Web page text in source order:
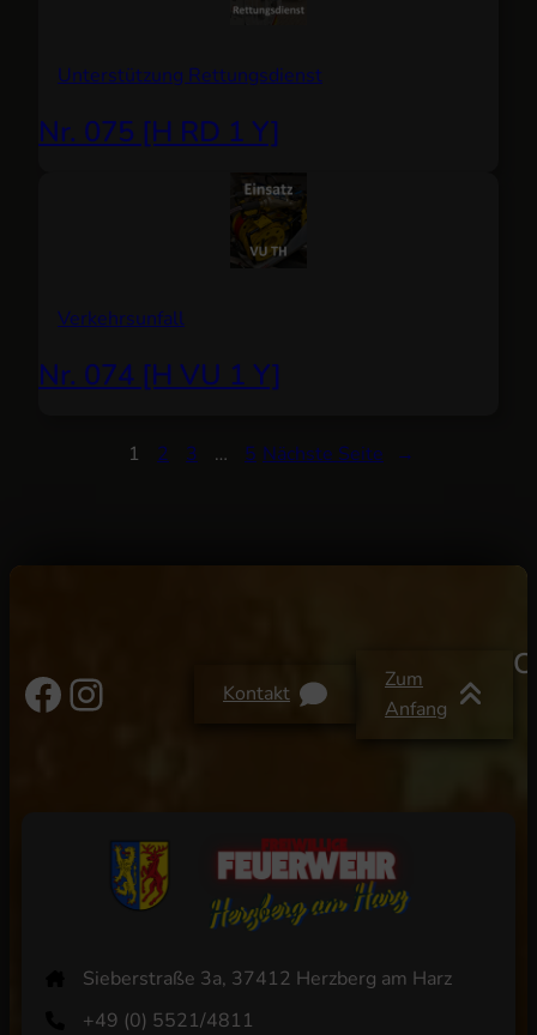
Unterstützung Rettungsdienst
Nr. 075 [H RD 1 Y]
Verkehrsunfall
Nr. 074 [H VU 1 Y]
1 2 3 … 5 Nächste Seite →
Facebook Instagram Kontakt
Zum
Anfang
Sieberstraße 3a, 37412 Herzberg am Harz
+49 (0) 5521/4811